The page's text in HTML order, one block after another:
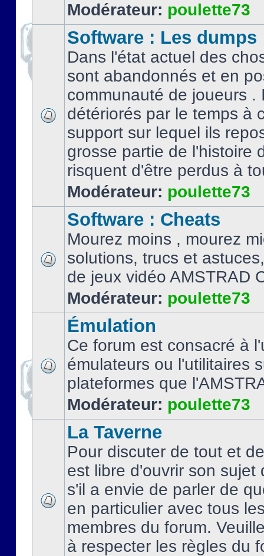
Modérateur: poulette73
Software : Les dumps
Dans l'état actuel des
sont abandonnés et en
communauté de joueurs .
détériorés par le temps à
support sur lequel ils
grosse partie de l'histoire
risquent d'être perdus à
Modérateur: poulette73
Software : Cheats
Mourez moins , mourez
solutions, trucs et
de jeux vidéo AMSTRAD
Modérateur: poulette73
Émulation
Ce forum est consacré à
émulateurs ou l'utilitaires
plateformes que
Modérateur: poulette73
La Taverne
Pour discuter de tout et
est libre d'ouvrir son sujet
s'il a envie de parler de
en particulier avec tous
membres du forum.
à respecter les règles du